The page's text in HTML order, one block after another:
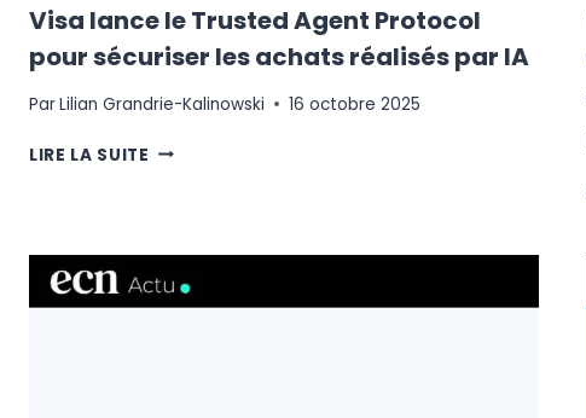
Visa lance le Trusted Agent Protocol
pour sécuriser les achats réalisés par IA
ParLilian Grandrie-Kalinowski 16 octobre 2025
LIRE LA SUITE VISA
AGENT
PROTOCOL
POUR